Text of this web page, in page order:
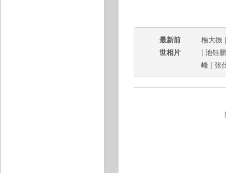
最新前
世相片
楊大振
| 池钰鹏
峰 | 张